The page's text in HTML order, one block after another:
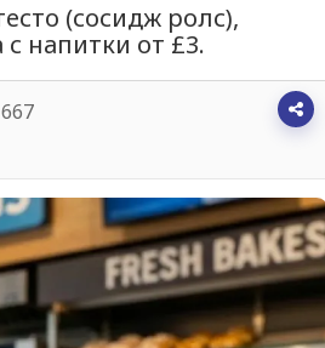
(сосидж ролс),
напитки от £3.
667